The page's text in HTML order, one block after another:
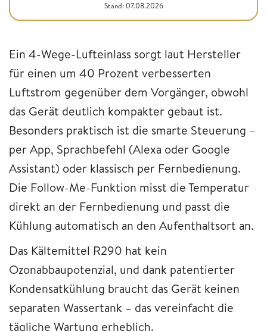
Stand: 07.08.2026
Ein 4-Wege-Lufteinlass sorgt laut Hersteller
für einen um 40 Prozent verbesserten
Luftstrom gegenüber dem Vorgänger, obwohl
das Gerät deutlich kompakter gebaut ist.
Besonders praktisch ist die smarte Steuerung –
per App, Sprachbefehl (Alexa oder Google
Assistant) oder klassisch per Fernbedienung.
Die Follow-Me-Funktion misst die Temperatur
direkt an der Fernbedienung und passt die
Kühlung automatisch an den Aufenthaltsort an.
Das Kältemittel R290 hat kein
Ozonabbaupotenzial, und dank patentierter
Kondensatkühlung braucht das Gerät keinen
separaten Wassertank – das vereinfacht die
tägliche Wartung erheblich.